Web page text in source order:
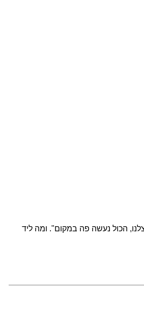
הכול נעשה פה במקום". ומה ליד